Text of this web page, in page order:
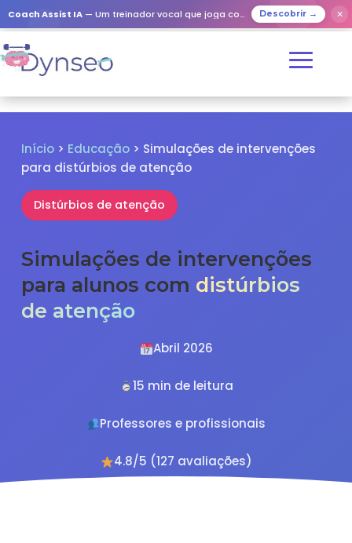
Coach Assist IA — Um treinador vocal que joga com os seus entes queridos Descobrir → ✕
Início > Educação > Simulações de intervenções
para distúrbios de atenção
Distúrbios de atenção
Simulações de intervenções
para alunos com distúrbios
de atenção
Abril 2026
15 min de leitura
Professores e profissionais
4.8/5 (127 avaliações)